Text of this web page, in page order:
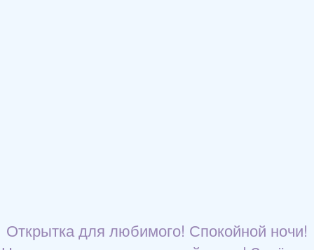
Открытка для любимого! Спокойной ночи!